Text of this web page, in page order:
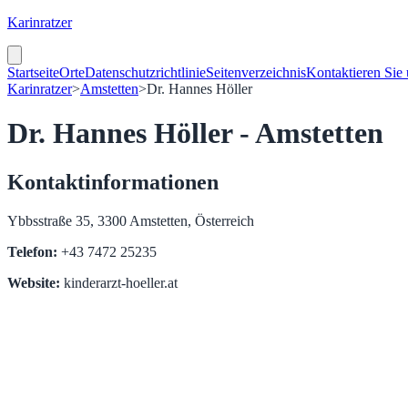
Karinratzer
StartseiteOrteDatenschutzrichtlinieSeitenverzeichnisKontaktieren Sie
Karinratzer>Amstetten>Dr. Hannes Höller
Dr. Hannes Höller - Amstetten
Kontaktinformationen
Ybbsstraße 35, 3300 Amstetten, Österreich
Telefon: +43 7472 25235
Website: kinderarzt-hoeller.at